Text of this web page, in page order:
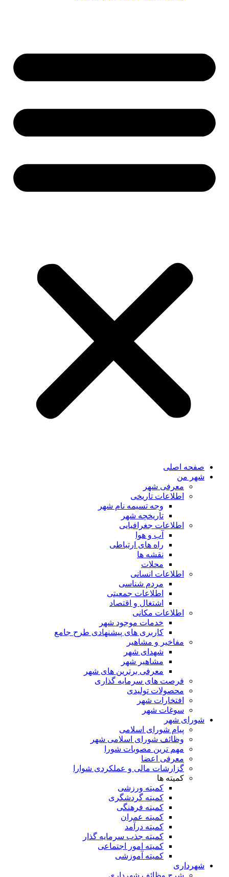
صفحه اصلی
شهر من
معرفی شهر
اطلاعات تاریخی
وجه تسیمه نام شهر
تاریخچه شهر
اطلاعات جغرافیایی
آب و هوا
راه های ارتباطی
نقشه ها
محلات
اطلاعات انسانی
مردم شناسی
اطلاعات جمعیتی
اشتغال و اقتصاد
اطلاعات مکانی
خدمات موجود شهر
کاربری های پیشنهادی طرح جامع
مفاخیر و مشاهیر
شهدای شهر
مشاهیر شهر
معرفی برترین های شهر
فرصت های سرمایه گذاری
محصولات تولیدی
افتخارات شهر
سوغات شهر
شورای شهر
پیام شورای اسلامی
وظائف شورای اسلامی شهر
مهم ترین مصوبات شورا
معرفی اعضا
گزارشات مالی و عملکردی شوارا
کمیته ها
کمیته ورزشی
کمیته گردشگری
کمیته فرهنگی
کمیته عمران
کمیته درآمد
کمیته جذب سرمایه گذار
کمیته امور اجتماعی
کمیته آموزشی
شهرداری